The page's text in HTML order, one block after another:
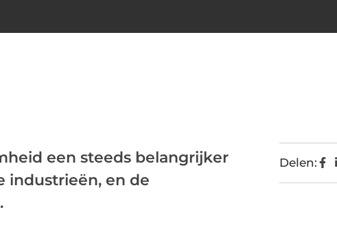
een steeds belangrijker
industrieën, en de
Delen: